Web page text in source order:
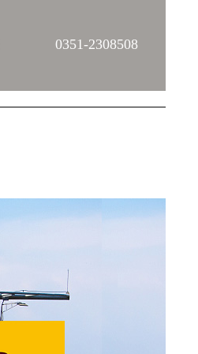
0351-2308508